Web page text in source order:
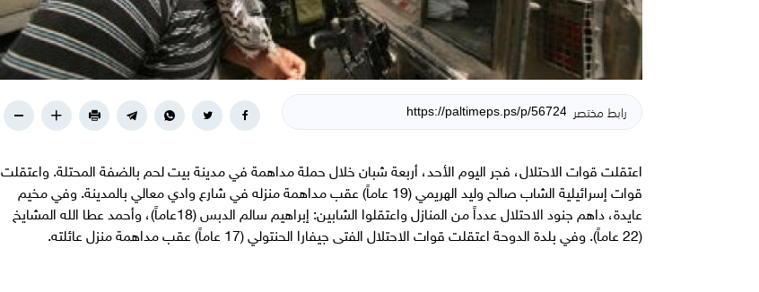
رابط مختصر
اعتقلت قوات الاحتلال، فجر اليوم الأحد، أربعة شبان خلال حملة مداهمة في مدينة بيت لحم بالضفة المحتلة. واعتقلت
قوات إسرائيلية الشاب صالح وليد الهريمي (19 عاماً) عقب مداهمة منزله في شارع وادي معالي بالمدينة. وفي مخيم
عايدة، داهم جنود الاحتلال عدداً من المنازل واعتقلوا الشابين: إبراهيم سالم الدبس (18عاماً)، وأحمد عطا الله المشايخ
(22 عاماً). وفي بلدة الدوحة اعتقلت قوات الاحتلال الفتى جيفارا الحنتولي (17 عاماً) عقب مداهمة منزل عائلته.